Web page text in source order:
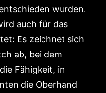
wurden.
auch für das
Es zeichnet sich
ab, bei dem
Fähigkeit, in
die Oberhand